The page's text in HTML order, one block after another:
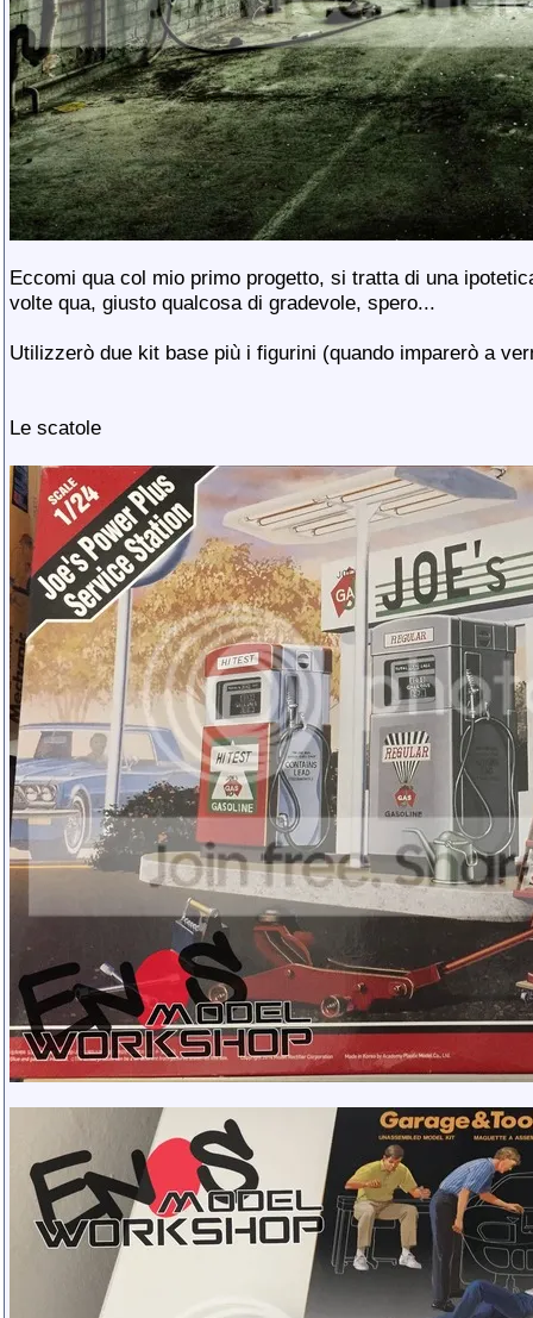
Eccomi qua col mio primo progetto, si tratta di una
volte qua, giusto qualcosa di gradevole, spero...
Utilizzerò due kit base più i figurini (quando imparerò a
Le scatole